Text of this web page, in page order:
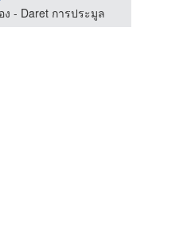
- Daret การประมูล